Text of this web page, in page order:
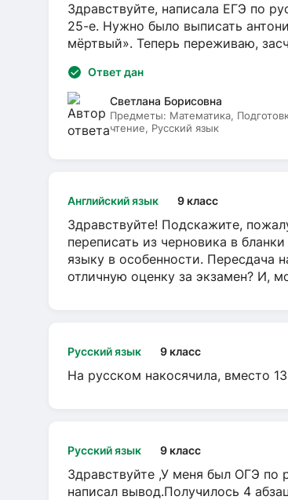
Здравствуйте, написала ЕГЭ по
25-е. Нужно было выписать
мёртвый». Теперь переживаю,
Ответ дан
Светлана Борисовна
Предметы: Математика,
чтение, Русский язык
Английский язык 9 класс
Здравствуйте! Подскажите,
переписать из черновика в
языку в особенности. Пересдача
отличную оценку за экзамен? И,
Русский язык 9 класс
На русском накосячила, вместо
Русский язык 9 класс
Здравствуйте ,У меня был ОГЭ по
написал вывод.Получилось 4